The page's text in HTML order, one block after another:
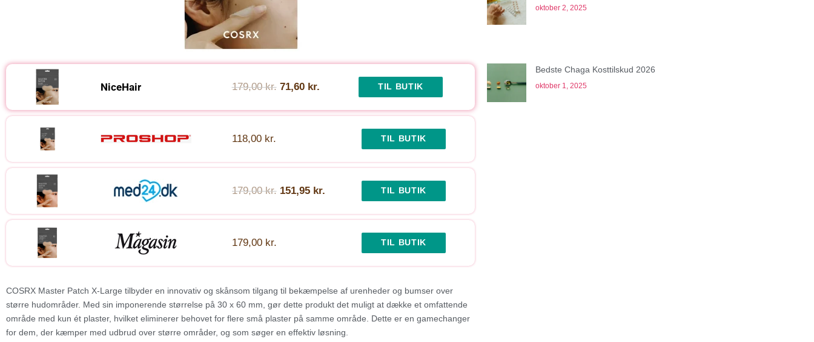
NiceHair 179,00 kr. 71,60 kr. TIL BUTIK
118,00 kr. TIL BUTIK
179,00 kr. 151,95 kr. TIL BUTIK
179,00 kr. TIL BUTIK
COSRX Master Patch X-Large tilbyder en innovativ og skånsom tilgang til bekæmpelse af urenheder og bumser over
større hudområder. Med sin imponerende størrelse på 30 x 60 mm, gør dette produkt det muligt at dække et omfattende
område med kun ét plaster, hvilket eliminerer behovet for flere små plaster på samme område. Dette er en gamechanger
for dem, der kæmper med udbrud over større områder, og som søger en effektiv løsning.
oktober 2, 2025
Bedste Chaga Kosttilskud 2026
oktober 1, 2025